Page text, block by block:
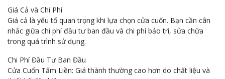
Giá Cả và Chi Phí
Giá cả là yếu tố quan trọng khi lựa chọn cửa cuốn. Bạn cần cân
nhắc giữa chi phí đầu tư ban đầu và chi phí bảo trì, sửa chữa
trong quá trình sử dụng.
Chi Phí Đầu Tư Ban Đầu
Cửa Cuốn Tấm Liền: Giá thành thường cao hơn do chất liệu và